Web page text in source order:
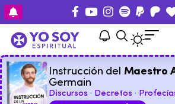
Instrucción del Maestro
Germain
Discursos · Decretos ·